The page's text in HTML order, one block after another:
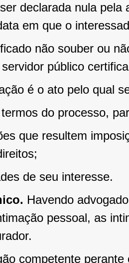
declarada nula
em que o
não souber ou
público
é o ato pelo qual
do processo,
que resultem
de seu interesse.
Havendo
pessoal, as
competente